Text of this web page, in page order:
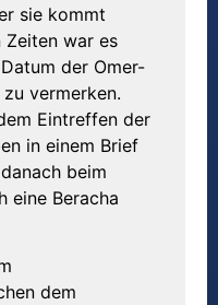
sie kommt
Zeiten war es
der Omer-
vermerken.
Eintreffen der
in einem Brief
beim
eine Beracha
dem